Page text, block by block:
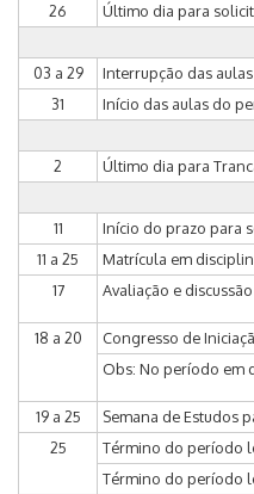
26 Último dia para
03 a 29
Interrupção das
31
Início das aulas do
2 Último dia para
11
Início do prazo para
11 a 25
Matrícula em
17
Avaliação e
18 a 20
Congresso de
Obs: No período em
19 a 25
Semana de Estudos
25
Término do período
Término do período